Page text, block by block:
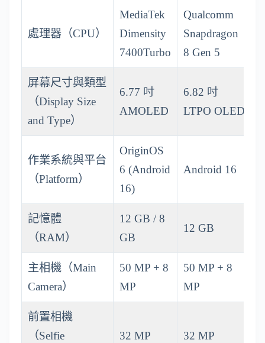
處理器（CPU）
MediaTek
Dimensity
7400Turbo
Qualcomm
Snapdragon
8 Gen 5
屏幕尺寸與類型
（Display Size
and Type）
6.77 吋
AMOLED
6.82 吋
LTPO OLED
作業系統與平台
（Platform）
OriginOS
6 (Android
16)
Android 16
記憶體
（RAM）
12 GB / 8
GB
12 GB
主相機（Main
Camera）
50 MP + 8
MP
50 MP + 8
MP
前置相機
（Selfie
32 MP 32 MP